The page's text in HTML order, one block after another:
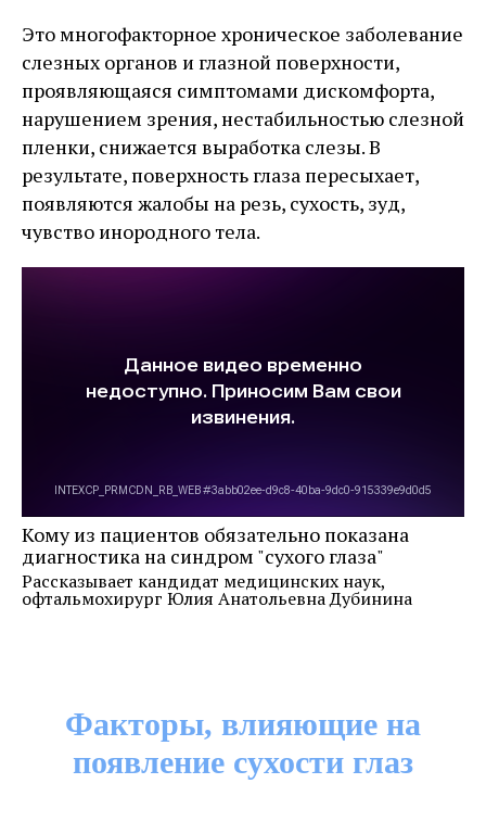
Это многофакторное хроническое заболевание
слезных органов и глазной поверхности,
проявляющаяся симптомами дискомфорта,
нарушением зрения, нестабильностью слезной
пленки, снижается выработка слезы. В
результате, поверхность глаза пересыхает,
появляются жалобы на резь, сухость, зуд,
чувство инородного тела.
Кому из пациентов обязательно показана
диагностика на синдром "сухого глаза"
Рассказывает кандидат медицинских наук,
офтальмохирург Юлия Анатольевна Дубинина
Факторы, влияющие на
появление сухости глаз